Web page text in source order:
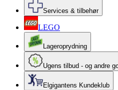
Services & tilbehør
LEGO
Lageroprydning
Ugens tilbud - og andre
Elgigantens Kundeklub